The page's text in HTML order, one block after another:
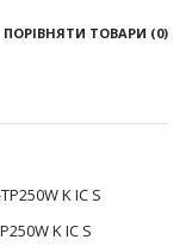
ПОРІВНЯТИ ТОВАРИ (0)
K IC S
K IC S